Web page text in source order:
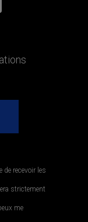
recevoir les
strictement
me